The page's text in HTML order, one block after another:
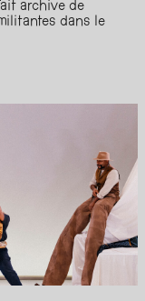
et
des clubs
mélange
pour créer
en
s'apprête à
sa passion pour
de nouveaux
de continuer
qui
archive de
dans le
Cet
à son évolution.
outils cachés.